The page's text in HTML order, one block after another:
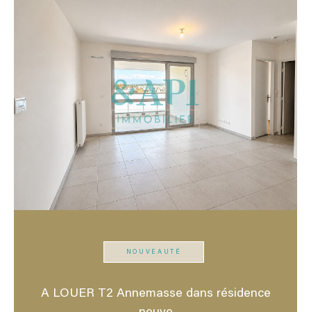
NOUVEAUTÉ
A LOUER T2 Annemasse dans résidence